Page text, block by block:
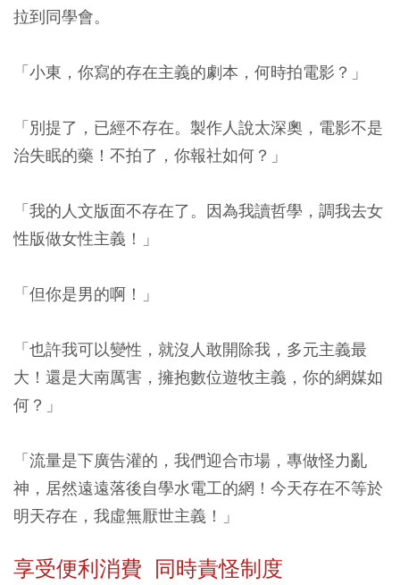
拉到同學會。
「小東，你寫的存在主義的劇本，何時拍電影？」
「別提了，已經不存在。製作人說太深奧，電影不是
治失眠的藥！不拍了，你報社如何？」
「我的人文版面不存在了。因為我讀哲學，調我去女
性版做女性主義！」
「但你是男的啊！」
「也許我可以變性，就沒人敢開除我，多元主義最
大！還是大南厲害，擁抱數位遊牧主義，你的網媒如
何？」
「流量是下廣告灌的，我們迎合市場，專做怪力亂
神，居然遠遠落後自學水電工的網！今天存在不等於
明天存在，我虛無厭世主義！」
享受便利消費 同時責怪制度